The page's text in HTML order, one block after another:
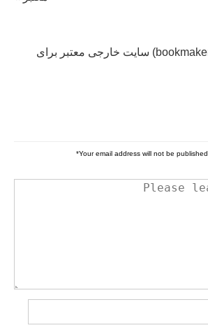
« سایت بوک میکر (bookmaker) سایت خارجی معتبر برای
Your email address will not be published.
*